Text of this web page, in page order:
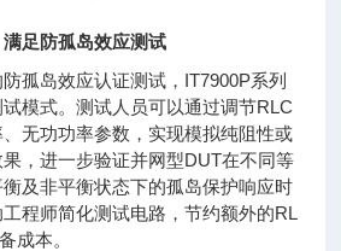
足防孤岛效应测试
孤岛效应认证测试，IT7900P系列
模式。测试人员可以通过调节RLC
无功功率参数，实现模拟纯阻性或
，进一步验证并网型DUT在不同等
及非平衡状态下的孤岛保护响应时
程师简化测试电路，节约额外的RL
成本。